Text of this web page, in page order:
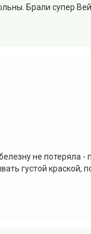
Брали супер
не потеряла -
густой краской,